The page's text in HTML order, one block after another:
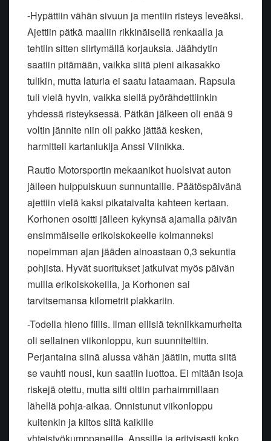
-Hypättiin vähän sivuun ja mentiin risteys leveäksi.
Ajettiin pätkä maaliin rikkinäisellä renkaalla ja
tehtiin sitten siirtymällä korjauksia. Jäähdytin
saatiin pitämään, vaikka siitä pieni aikasakko
tulikin, mutta laturia ei saatu lataamaan. Rapsula
tuli vielä hyvin, vaikka siellä pyörähdettiinkin
yhdessä risteyksessä. Pätkän jälkeen oli enää 9
voltin jännite niin oli pakko jättää kesken,
harmitteli kartanlukija Anssi Viinikka.
Rautio Motorsportin mekaanikot huolsivat auton
jälleen huippuiskuun sunnuntaille. Päätöspäivänä
ajettiin vielä kaksi pikataivalta kahteen kertaan.
Korhonen osoitti jälleen kykynsä ajamalla päivän
ensimmäiselle erikoiskokeelle kolmanneksi
nopeimman ajan jääden ainoastaan 0,3 sekuntia
pohjista. Hyvät suoritukset jatkuivat myös päivän
muilla erikoiskokeilla, ja Korhonen sai
tarvitsemansa kilometrit plakkariin.
-Todella hieno fiilis. Ilman eilisiä tekniikkamurheita
oli sellainen viikonloppu, kun suunniteltiin.
Perjantaina siinä alussa vähän jäätiin, mutta siitä
se vauhti nousi, kun saatiin luottoa. Ei mitään isoja
riskejä otettu, mutta silti oltiin parhaimmillaan
lähellä pohja-aikaa. Onnistunut viikonloppu
kuitenkin ja kiitos siitä kaikille